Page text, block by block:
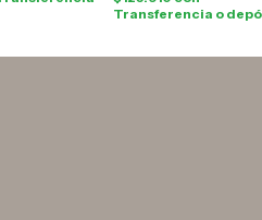
Transferencia o